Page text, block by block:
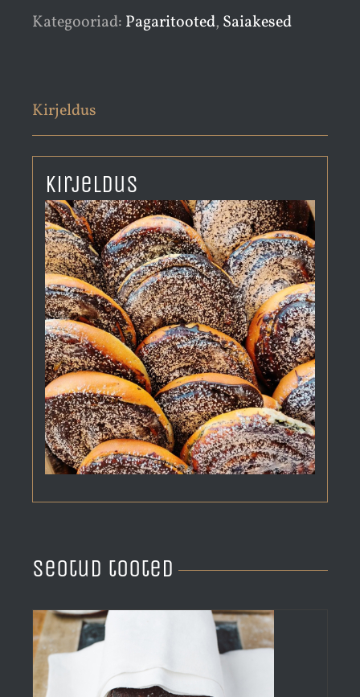
Kategooriad: Pagaritooted, Saiakesed
Kirjeldus
Kirjeldus
Seotud tooted